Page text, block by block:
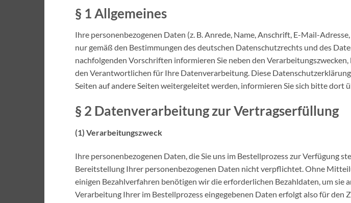
§ 1 Allgemeines
Ihre personenbezogenen Daten (z. B. Anrede, Name, Anschrift, E-Mail-
nur gemäß den Bestimmungen des deutschen Datenschutzrechts und des
nachfolgenden Vorschriften informieren Sie neben den
den Verantwortlichen für Ihre Datenverarbeitung. Diese
Seiten auf andere Seiten weitergeleitet werden, informieren Sie sich bitte dort
§ 2 Datenverarbeitung zur Vertragserfüllung
(1) Verarbeitungszweck
Ihre personenbezogenen Daten, die Sie uns im Bestellprozess zur Verfügung
Bereitstellung Ihrer personenbezogenen Daten nicht verpflichtet. Ohne
einigen Bezahlverfahren benötigen wir die erforderlichen Bezahldaten, um
Verarbeitung Ihrer im Bestellprozess eingegebenen Daten erfolgt also für den